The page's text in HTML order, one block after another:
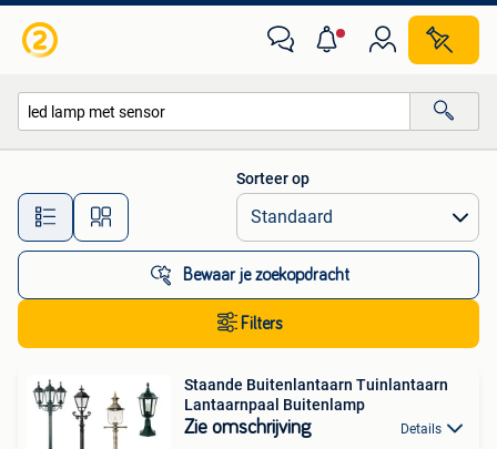
Alle afstanden…
Sorteer op
Bewaar je zoekopdracht
Filters
Staande Buitenlantaarn Tuinlantaarn
Lantaarnpaal Buitenlamp
Zie omschrijving Details